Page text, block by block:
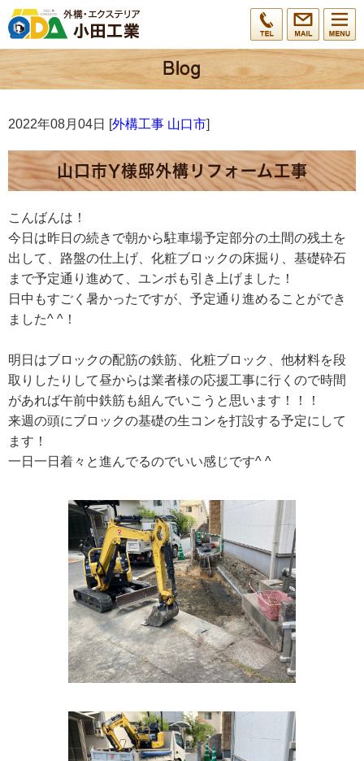
2022年08月04日 [外構工事 山口市]
山口市Y様邸外構リフォーム工事
こんばんは！
今日は昨日の続きで朝から駐車場予定部分の土間の残土を
出して、路盤の仕上げ、化粧ブロックの床掘り、基礎砕石
まで予定通り進めて、ユンボも引き上げました！
日中もすごく暑かったですが、予定通り進めることができ
ました^ ^！
明日はブロックの配筋の鉄筋、化粧ブロック、他材料を段
取りしたりして昼からは業者様の応援工事に行くので時間
があれば午前中鉄筋も組んでいこうと思います！！！
来週の頭にブロックの基礎の生コンを打設する予定にして
ます！
一日一日着々と進んでるのでいい感じです^ ^